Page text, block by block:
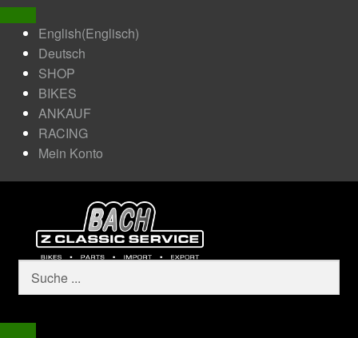
English(Englisch)
Deutsch
SHOP
BIKES
ANKAUF
RACING
Mein Konto